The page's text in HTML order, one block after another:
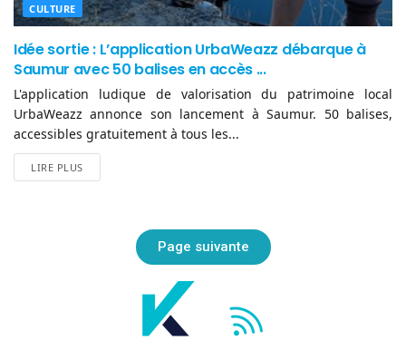
CULTURE
Idée sortie : L’application UrbaWeazz débarque à
Saumur avec 50 balises en accès ...
L'application ludique de valorisation du patrimoine local
UrbaWeazz annonce son lancement à Saumur. 50 balises,
accessibles gratuitement à tous les...
LIRE PLUS
Page suivante